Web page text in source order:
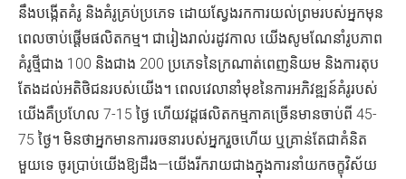
នឹងបង្កើតគំរូ និងគំរូគ្រប់ប្រភេទ ដោយស្វែងរកការយល់ព្រមរបស់អ្នកមុន
ពេលចាប់ផ្តើមផលិតកម្ម។ ជារៀងរាល់រដូវកាល យើងសូមណែនាំរូបភាព
គំរូថ្មីជាង 100 និងជាង 200 ប្រភេទនៃក្រណាត់ពេញនិយម និងការតុប
តែងដល់អតិថិជនរបស់យើង។ ពេលវេលានាំមុខនៃការអភិវឌ្ឍន៍គំរូរបស់
យើងគឺប្រហែល 7-15 ថ្ងៃ ហើយវដ្តផលិតកម្មភាគច្រើនមានចាប់ពី 45-
75 ថ្ងៃ។ មិនថាអ្នកមានការរចនារបស់អ្នករួចហើយ ឬគ្រាន់តែជាគំនិត
មួយទេ ចូរប្រាប់យើងឱ្យដឹង—យើងរីករាយជាងក្នុងការនាំយកចក្ខុវិស័យ